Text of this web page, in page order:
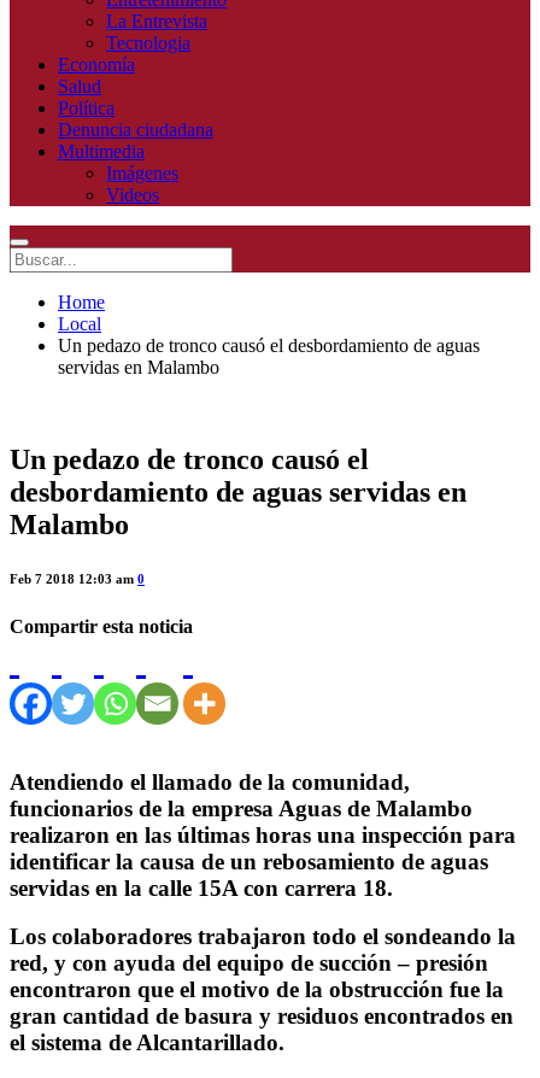
La Entrevista
Tecnologia
Economía
Salud
Política
Denuncia ciudadana
Multimedia
Imágenes
Videos
Home
Local
Un pedazo de tronco causó el desbordamiento de aguas
servidas en Malambo
Un pedazo de tronco causó el
desbordamiento de aguas servidas en
Malambo
Feb 7 2018 12:03 am 0
Compartir esta noticia
Atendiendo el llamado de la comunidad,
funcionarios de la empresa Aguas de Malambo
realizaron en las últimas horas una inspección para
identificar la causa de un rebosamiento de aguas
servidas en la calle 15A con carrera 18.
Los colaboradores trabajaron todo el sondeando la
red, y con ayuda del equipo de succión – presión
encontraron que el motivo de la obstrucción fue la
gran cantidad de basura y residuos encontrados en
el sistema de Alcantarillado.